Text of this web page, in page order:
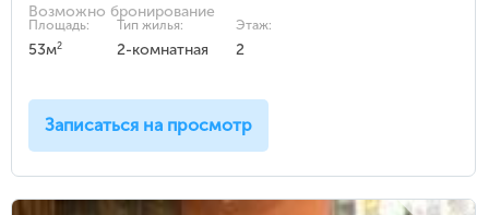
Возможно бронирование
Площадь:
53м2
Тип жилья:
2-комнатная
Этаж:
2
Записаться на просмотр